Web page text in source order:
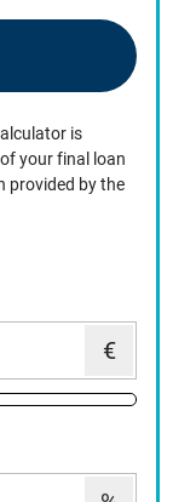
is
your final loan
provided by the